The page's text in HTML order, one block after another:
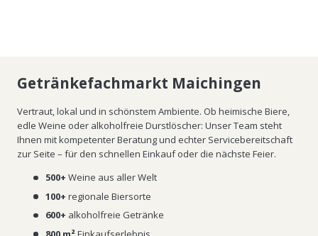
Getränkefachmarkt Maichingen
Vertraut, lokal und in schönstem Ambiente. Ob heimische Biere,
edle Weine oder alkoholfreie Durstlöscher: Unser Team steht
Ihnen mit kompetenter Beratung und echter Servicebereitschaft
zur Seite – für den schnellen Einkauf oder die nächste Feier.
500+ Weine aus aller Welt
100+ regionale Biersorte
600+ alkoholfreie Getränke